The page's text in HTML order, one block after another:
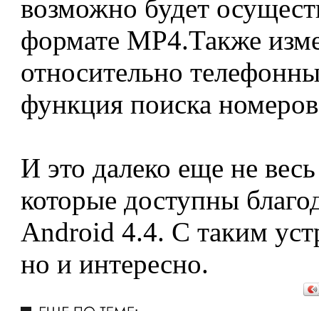
возможно будет
формате MP4.Также
относительно
функция поиска
И это далеко еще не
которые доступны
Android 4.4. С таким
но и интересно.